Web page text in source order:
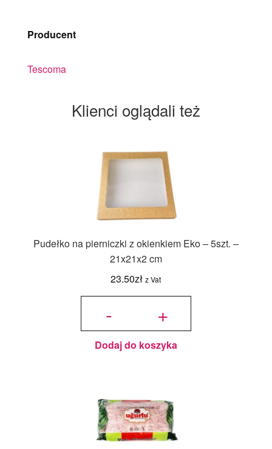
Producent
Tescoma
Klienci oglądali też
Pudełko na pierniczki z okienkiem Eko – 5szt. –
21x21x2 cm
23.50zł z Vat
-
ilość
pierniczki
okienkiem
Eko -
5szt. -
cm
+
Dodaj do koszyka